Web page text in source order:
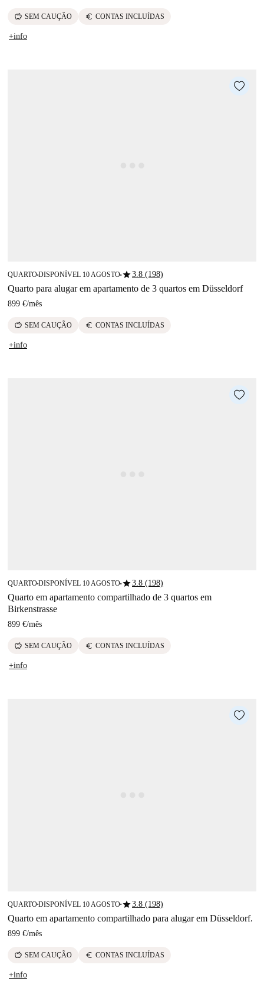
savings SEM CAUÇÃO euro CONTAS INCLUÍDAS
+info
QUARTO■DISPONÍVEL 10 AGOSTO■star3.8 (198)
Quarto para alugar em apartamento de 3 quartos em Düsseldorf
899 €/mês
savings SEM CAUÇÃO euro CONTAS INCLUÍDAS
+info
QUARTO■DISPONÍVEL 10 AGOSTO■star3.8 (198)
Quarto em apartamento compartilhado de 3 quartos em
Birkenstrasse
899 €/mês
savings SEM CAUÇÃO euro CONTAS INCLUÍDAS
+info
QUARTO■DISPONÍVEL 10 AGOSTO■star3.8 (198)
Quarto em apartamento compartilhado para alugar em Düsseldorf.
899 €/mês
savings SEM CAUÇÃO euro CONTAS INCLUÍDAS
+info